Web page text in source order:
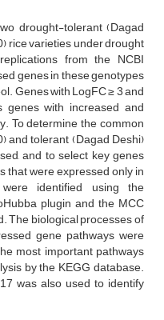
drought-tolerant (Dagad
rice varieties under drought
from the NCBI
genes in these genotypes
Genes with LogFC ≥ 3 and
with increased and
To determine the common
and tolerant (Dagad Deshi)
and to select key genes
that were expressed only in
identified using the
plugin and the MCC
The biological processes of
gene pathways were
most important pathways
by the KEGG database.
was also used to identify